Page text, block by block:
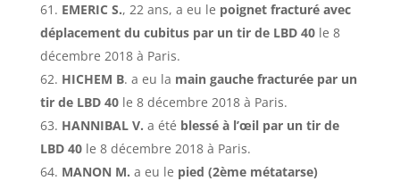
EMERIC S., 22 ans, a eu le poignet fracturé avec
déplacement du cubitus par un tir de LBD 40le 8
décembre 2018 à Paris.
HICHEM B. a eu la main gauche fracturée par un
tir de LBD 40le 8 décembre 2018 à Paris.
HANNIBAL V. a été blessé à l’œil par un tir de
LBD 40le 8 décembre 2018 à Paris.
MANON M. a eu le pied (2ème métatarse)